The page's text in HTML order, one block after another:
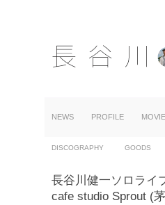
NEWS PROFILE MOVIE
DISCOGRAPHY GOODS
長谷川健一ソロライ
cafe studio Sprout (